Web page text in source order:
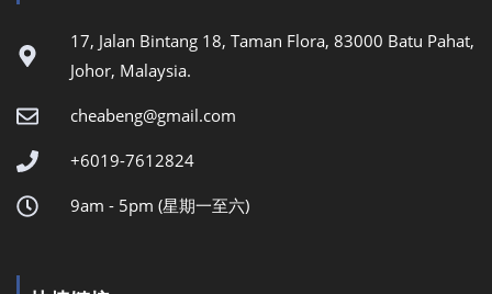
17, Jalan Bintang 18, Taman Flora, 83000 Batu Pahat,
Johor, Malaysia.
cheabeng@gmail.com
+6019-7612824
9am - 5pm (星期一至六)